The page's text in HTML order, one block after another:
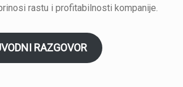
rastu i profitabilnosti kompanije.
RAZGOVOR